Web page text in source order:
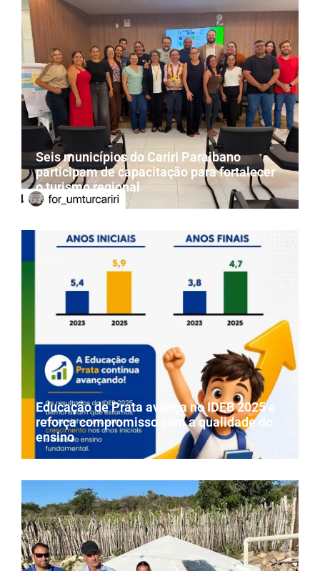
Seis municípios do Cariri Paraibano
participam de capacitação para fortalecer
o turismo regional
Educação de Prata avança no IDEB 2025 e
reforça compromisso com a qualidade do
ensino